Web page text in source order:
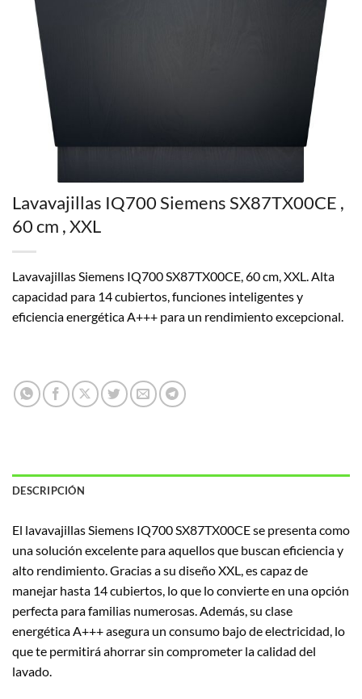
Lavavajillas IQ700 Siemens SX87TX00CE ,
60 cm , XXL
Lavavajillas Siemens IQ700 SX87TX00CE, 60 cm, XXL. Alta
capacidad para 14 cubiertos, funciones inteligentes y
eficiencia energética A+++ para un rendimiento excepcional.
DESCRIPCIÓN
El lavavajillas Siemens IQ700 SX87TX00CE se presenta como
una solución excelente para aquellos que buscan eficiencia y
alto rendimiento. Gracias a su diseño XXL, es capaz de
manejar hasta 14 cubiertos, lo que lo convierte en una opción
perfecta para familias numerosas. Además, su clase
energética A+++ asegura un consumo bajo de electricidad, lo
que te permitirá ahorrar sin comprometer la calidad del
lavado.